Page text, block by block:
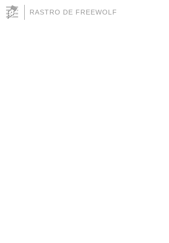
RASTRO DE FREEWOLF